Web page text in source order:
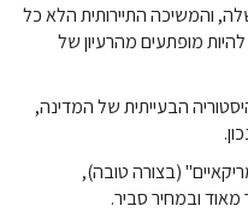
והמשיכה התיירותית הלא כל
מופתעים מהרעיון של
הבעייתית של המדינה,
(בצורה טובה),
ובמחיר סביר.